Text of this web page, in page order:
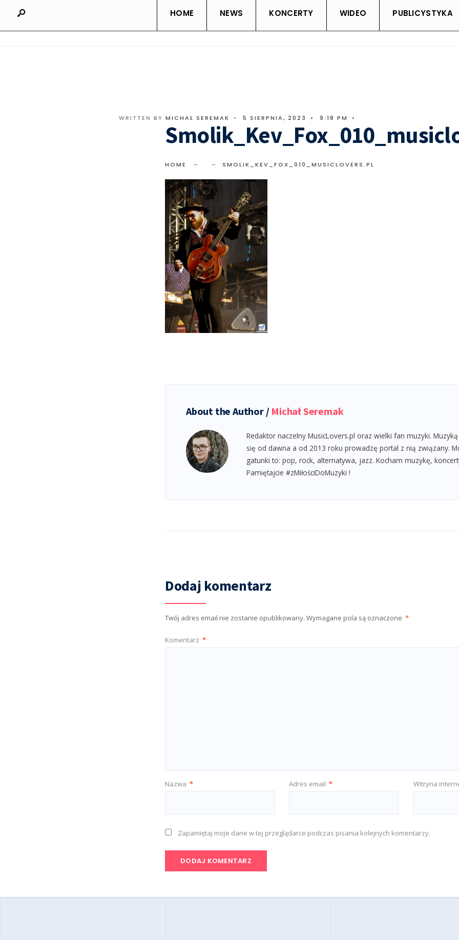
HOME NEWS KONCERTY WIDEO PUBLICYSTYKA
WRITTEN BY MICHAŁ SEREMAK • 5 SIERPNIA, 2023 • 9:18 PM •
HOME SMOLIK_KEV_FOX_010_MUSICLOVERS.PL
About the Author / Michał Seremak
Redaktor naczelny MusicLovers.pl oraz wielki fan muzyki.
się od dawna a od 2013 roku prowadzę portal z nią związany.
gatunki to: pop, rock, alternatywa, jazz. Kocham muzykę,
Pamiętajcie #zMiłościDoMuzyki !
Dodaj komentarz
Twój adres email nie zostanie opublikowany. Wymagane pola są oznaczone *
Komentarz *
Nazwa * Adres email * Witryna
Zapamiętaj moje dane w tej przeglądarce podczas pisania kolejnych komentarzy.